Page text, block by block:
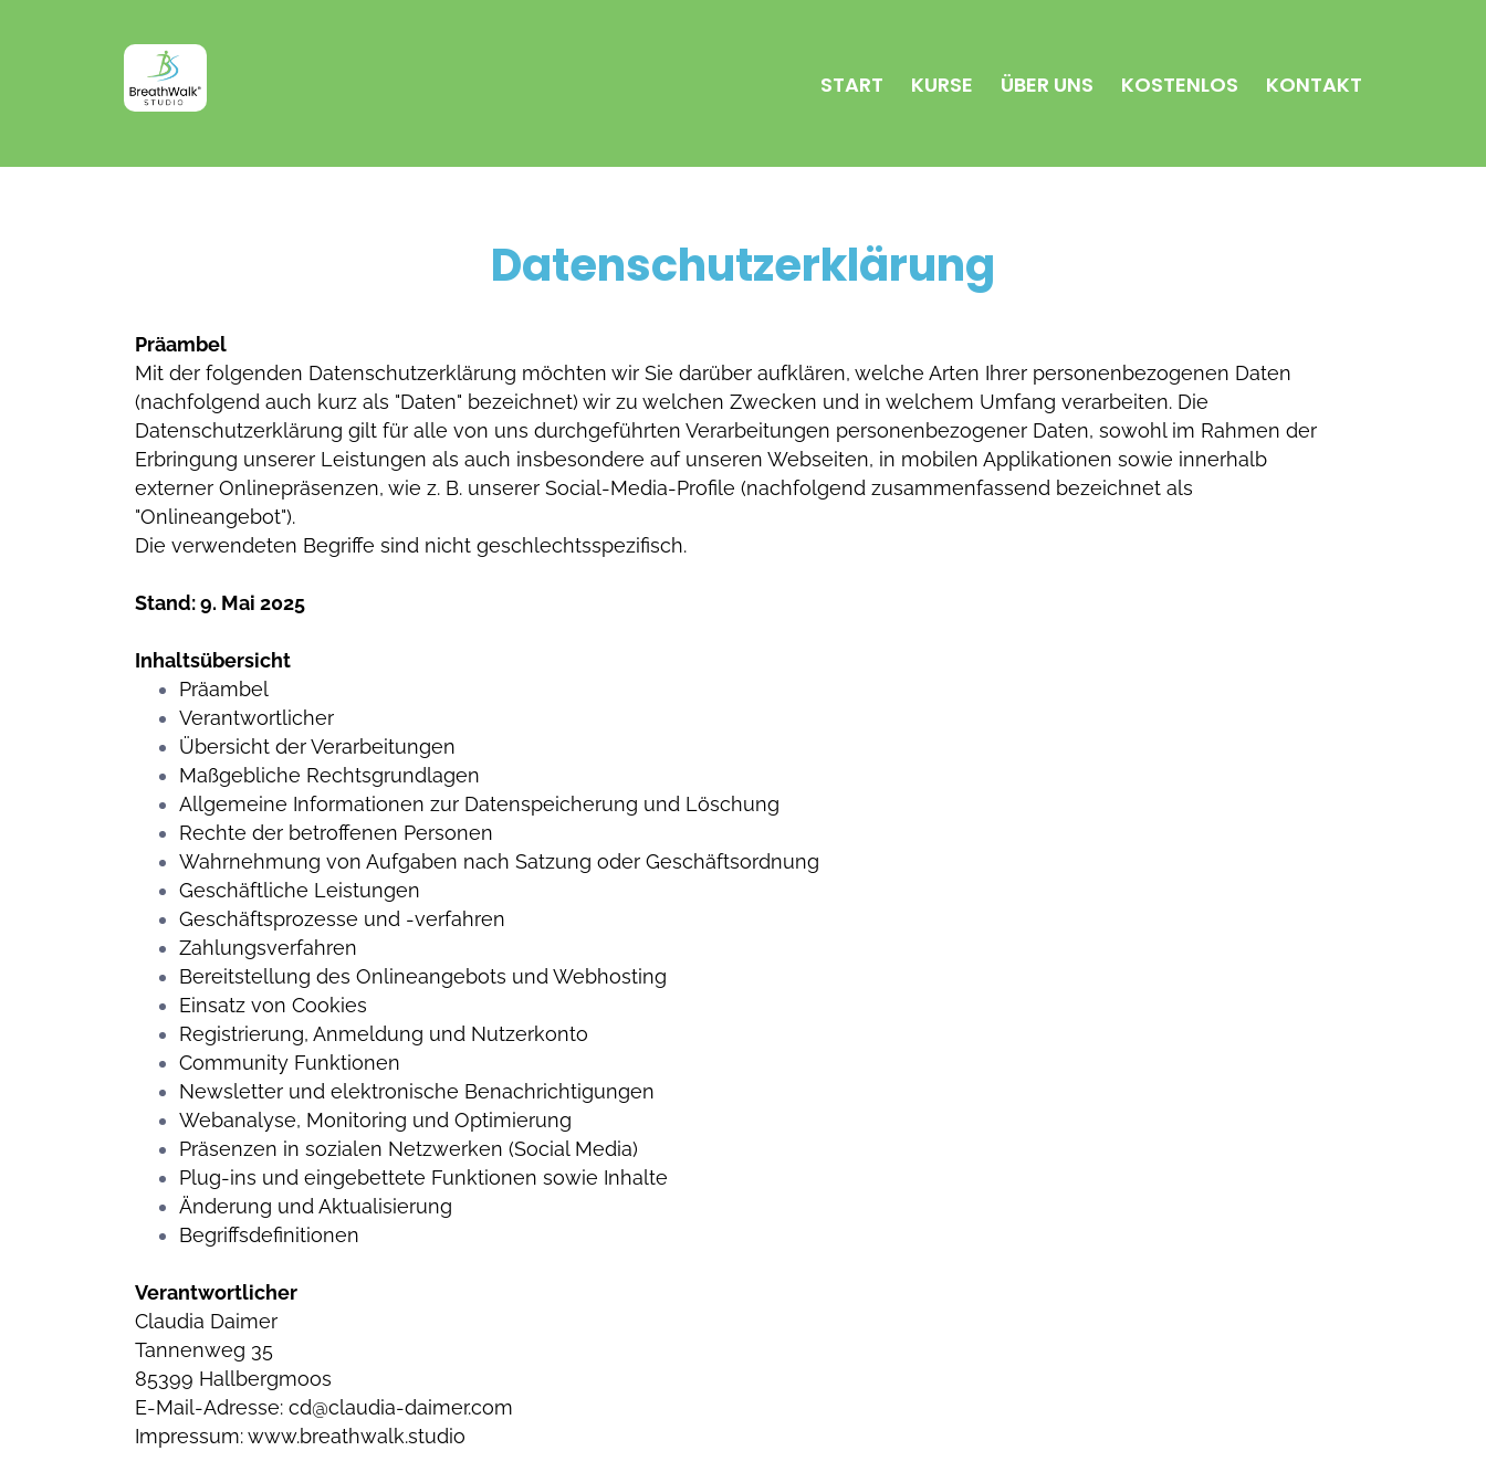
START KURSE ÜBER UNS KOSTENLOS KONTAKT
Datenschutzerklärung
Präambel
Mit der folgenden Datenschutzerklärung möchten wir Sie darüber aufklären, welche Arten Ihrer personenbezogenen Daten
(nachfolgend auch kurz als "Daten" bezeichnet) wir zu welchen Zwecken und in welchem Umfang verarbeiten. Die
Datenschutzerklärung gilt für alle von uns durchgeführten Verarbeitungen personenbezogener Daten, sowohl im Rahmen der
Erbringung unserer Leistungen als auch insbesondere auf unseren Webseiten, in mobilen Applikationen sowie innerhalb
externer Onlinepräsenzen, wie z. B. unserer Social-Media-Profile (nachfolgend zusammenfassend bezeichnet als
"Onlineangebot").
Die verwendeten Begriffe sind nicht geschlechtsspezifisch.
Stand: 9. Mai 2025
Inhaltsübersicht
Präambel
Verantwortlicher
Übersicht der Verarbeitungen
Maßgebliche Rechtsgrundlagen
Allgemeine Informationen zur Datenspeicherung und Löschung
Rechte der betroffenen Personen
Wahrnehmung von Aufgaben nach Satzung oder Geschäftsordnung
Geschäftliche Leistungen
Geschäftsprozesse und -verfahren
Zahlungsverfahren
Bereitstellung des Onlineangebots und Webhosting
Einsatz von Cookies
Registrierung, Anmeldung und Nutzerkonto
Community Funktionen
Newsletter und elektronische Benachrichtigungen
Webanalyse, Monitoring und Optimierung
Präsenzen in sozialen Netzwerken (Social Media)
Plug-ins und eingebettete Funktionen sowie Inhalte
Änderung und Aktualisierung
Begriffsdefinitionen
Verantwortlicher
Claudia Daimer
Tannenweg 35
85399 Hallbergmoos
E-Mail-Adresse: cd@claudia-daimer.com
Impressum:www.breathwalk.studio